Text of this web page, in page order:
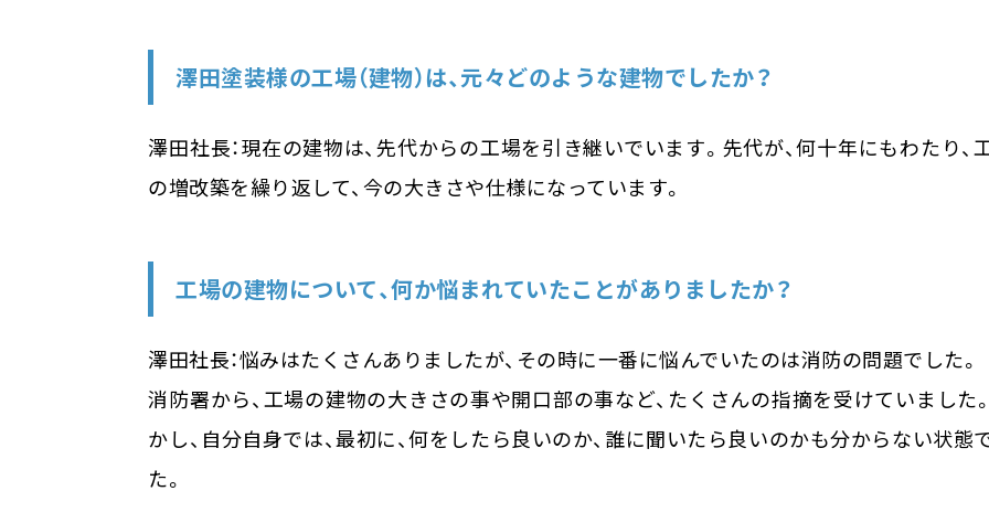
丸ヨ建設の担当者より一言
澤田塗装様の工場（建物）は、元々どのような建物でしたか？
澤田社長：現在の建物は、先代からの工場を引き継いでいます。先代が、何十年にもわたり、
の増改築を繰り返して、今の大きさや仕様になっています。
工場の建物について、何か悩まれていたことがありましたか？
澤田社長：悩みはたくさんありましたが、その時に一番に悩んでいたのは消防の問題でした。
消防署から、工場の建物の大きさの事や開口部の事など、たくさんの指摘を受けていました
かし、自分自身では、最初に、何をしたら良いのか、誰に聞いたら良いのかも分からない状態
た。